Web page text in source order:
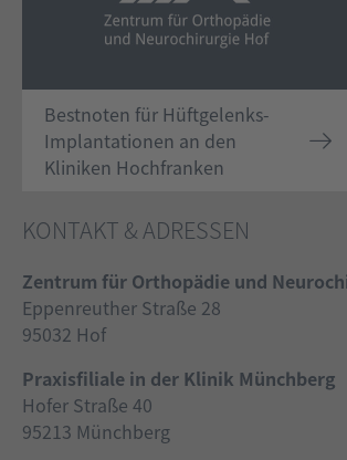
Bestnoten für Hüftgelenks-
Implantationen an den
Kliniken Hochfranken
KONTAKT & ADRESSEN
Zentrum für Orthopädie und
Eppenreuther Straße 28
95032 Hof
Praxisfiliale in der Klinik Münchberg
Hofer Straße 40
95213 Münchberg